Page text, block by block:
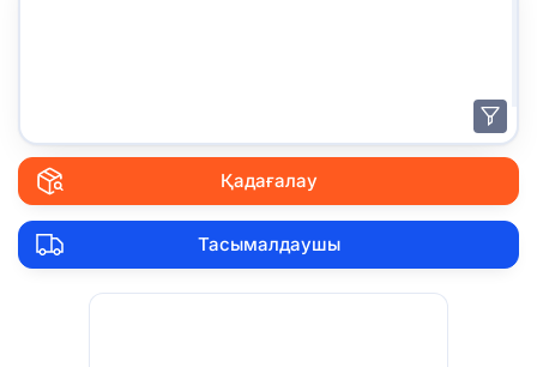
Қадағалау
Тасымалдаушы